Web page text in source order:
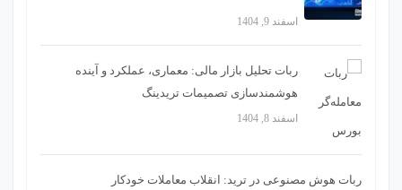
اسفند 9, 1404
ربات تحلیل بازار مالی: معماری، عملکرد و آینده
هوشمندسازی تصمیمات تریدینگ
اسفند 8, 1404
ربات هوش مصنوعی در ترید: انقلاب معاملات خودکار